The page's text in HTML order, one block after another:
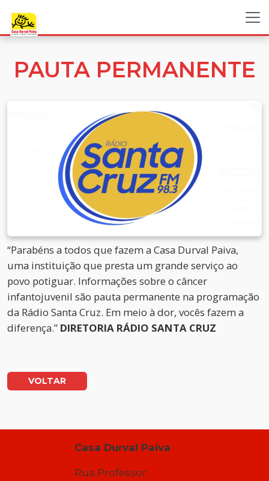
PAUTA PERMANENTE
“Parabéns a todos que fazem a Casa Durval Paiva,
uma instituição que presta um grande serviço ao
povo potiguar. Informações sobre o câncer
infantojuvenil são pauta permanente na programação
da Rádio Santa Cruz. Em meio à dor, vocês fazem a
diferença.” DIRETORIA RÁDIO SANTA CRUZ
VOLTAR
Casa Durval Paiva
Rua Professor